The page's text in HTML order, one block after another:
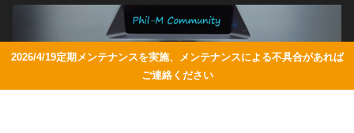
2026/4/19定期メンテナンスを実施、メンテナンスによる不具合があれば
ご連絡ください